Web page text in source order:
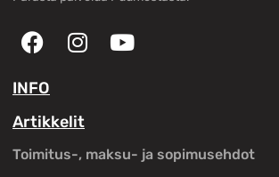
INFO
Artikkelit
Toimitus-, maksu- ja sopimusehdot